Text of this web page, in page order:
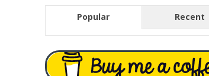
Popular Recent